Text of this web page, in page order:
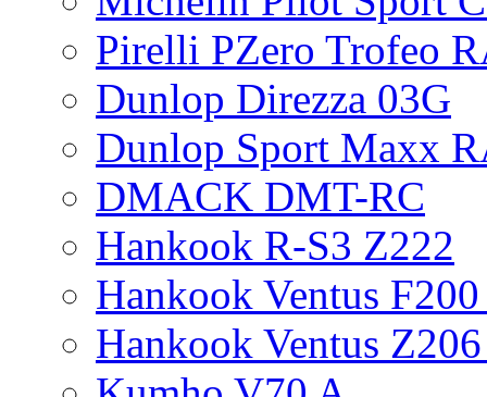
Pirelli PZero Trofeo
Dunlop Direzza 03G
Dunlop Sport Maxx
DMACK DMT-RC
Hankook R-S3 Z222
Hankook Ventus
Hankook Ventus